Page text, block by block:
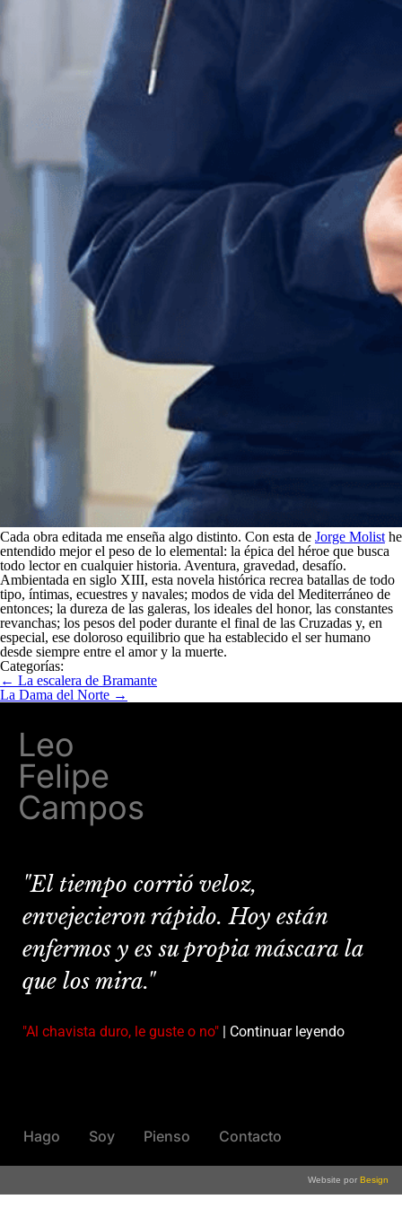
Cada obra editada me enseña algo distinto. Con esta de Jorge Molist he
entendido mejor el peso de lo elemental: la épica del héroe que busca
todo lector en cualquier historia. Aventura, gravedad, desafío.
Ambientada en siglo XIII, esta novela histórica recrea batallas de todo
tipo, íntimas, ecuestres y navales; modos de vida del Mediterráneo de
entonces; la dureza de las galeras, los ideales del honor, las constantes
revanchas; los pesos del poder durante el final de las Cruzadas y, en
especial, ese doloroso equilibrio que ha establecido el ser humano
desde siempre entre el amor y la muerte.
Categorías:
← La escalera de Bramante
La Dama del Norte →
Leo
Felipe
Campos
"El tiempo corrió veloz,
envejecieron rápido. Hoy están
enfermos y es su propia máscara la
que los mira."
"Al chavista duro, le guste o no" | Continuar leyendo
Hago Soy Pienso Contacto
Website por Besign